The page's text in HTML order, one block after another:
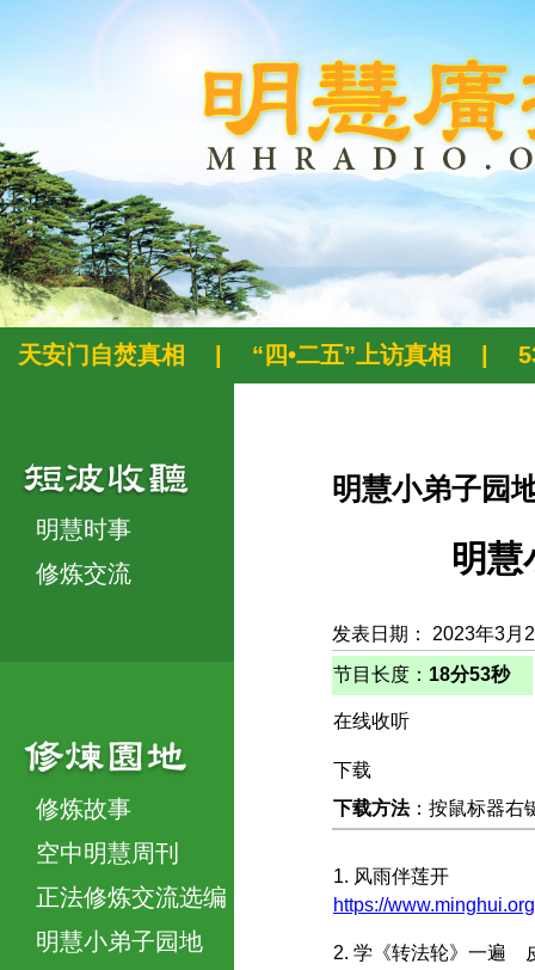
天安门自焚真相 “四•二五”上访真相
明慧时事
修炼交流
修炼故事
空中明慧周刊
正法修炼交流选编
明慧小弟子园地
明慧小弟子园
明慧
发表日期： 2023年3月
节目长度： 18分53秒
在线收听
下载
下载方法：按鼠标器右
1. 风雨伴莲开
https://
2. 学《转法轮》一遍